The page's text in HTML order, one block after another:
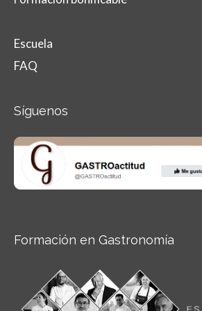
Escuela
FAQ
Síguenos
Formación en Gastronomía